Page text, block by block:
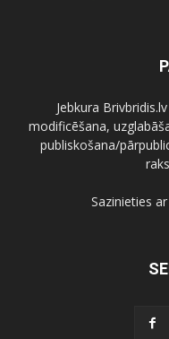
Jebkura
modificēšana,
publiskošana/
Sazinieties